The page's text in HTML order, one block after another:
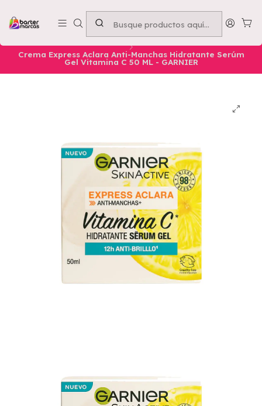
Emprende con nosotros -Compra mínima $50.000
Nuestros Productos Belleza Rostro
SKINCARE
Crema Express Aclara Anti-Manchas Hidratante Serúm
Gel Vitamina C 50 ML - GARNIER